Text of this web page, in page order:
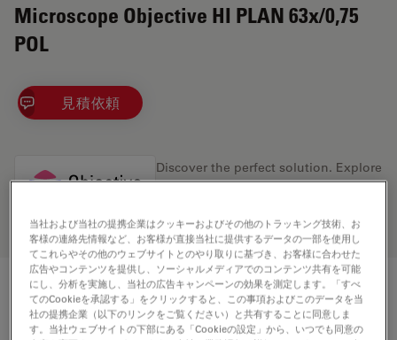
Microscope Objective HI PLAN 63x/0,75
POL
見積依頼
Discover the perfect solution. Explore
ourObjective Finder, compare
your needs.
技術仕様
当社および当社の提携企業はクッキーおよびその他のトラッキング技術、お
客様の連絡先情報など、お客様が直接当社に提供するデータの一部を使用し
てこれらやその他のウェブサイトとのやり取りに基づき、お客様に合わせた
広告やコンテンツを提供し、ソーシャルメディアでのコンテンツ共有を可能
にし、分析を実施し、当社の広告キャンペーンの効果を測定します。「すべ
てのCookieを承認する」をクリックすると、この事項およびこのデータを当
社の提携企業（以下のリンクをご覧ください）と共有することに同意しま
す。当社ウェブサイトの下部にある「Cookieの設定」から、いつでも同意の